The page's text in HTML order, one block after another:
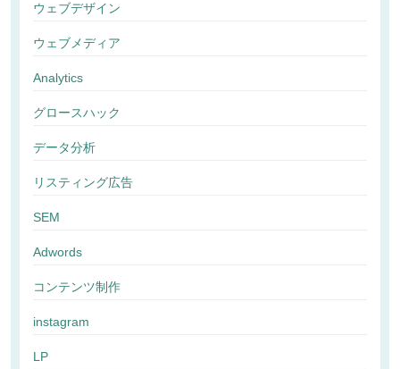
ウェブデザイン
ウェブメディア
Analytics
グロースハック
データ分析
リスティング広告
SEM
Adwords
コンテンツ制作
instagram
LP